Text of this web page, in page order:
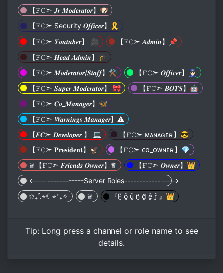
【𝙵𝙲➣ 𝑱𝒓 𝑴𝒐𝒅𝒆𝒓𝒂𝒕𝒐𝒓】🐶
【𝙵𝙲➣ Security 𝑶𝒇𝒇𝒊𝒄𝒆𝒓】🎗
【𝙵𝙲➣ 𝒀𝒐𝒖𝒕𝒖𝒃𝒆𝒓】 🎥
【𝙵𝙲➣ 𝑨𝒅𝒎𝒊𝒏】📌
【𝙵𝙲➣ 𝑯𝒆𝒂𝒅 𝑨𝒅𝒎𝒊𝒏】🎓
【𝙵𝙲➣ 𝑴𝒐𝒅𝒆𝒓𝒂𝒕𝒐𝒓/𝑺𝒕𝒂𝒇𝒇】⚒
【𝙵𝙲➣ 𝑶𝒇𝒇𝒊𝒄𝒆𝒓】👮🏻
【𝙵𝙲➣ 𝑺𝒖𝒑𝒆𝒓 𝑴𝒐𝒅𝒆𝒓𝒂𝒕𝒐𝒓】 🎀
【𝙵𝙲➣ 𝑩𝑶𝑻𝑺】🤖
【𝙵𝙲➣ 𝑪𝒐_𝑴𝒂𝒏𝒂𝒈𝒆𝒓】🦋
【𝙵𝙲➣ 𝑾𝒂𝒓𝒏𝒊𝒏𝒈𝒔 𝑴𝒂𝒏𝒂𝒈𝒆𝒓】⚠️
【𝑭𝑪➣ 𝑫𝒆𝒗𝒆𝒍𝒐𝒑𝒆𝒓 】 💻
【𝙵𝙲➣ ᴍᴀɴᴀɢᴇʀ】😎
【𝙵𝙲➣ 𝐏𝐫𝐞𝐬𝐢𝐝𝐞𝐧𝐭】🦅
【𝙵𝙲➣ ᴄᴏ_ᴏᴡɴᴇʀ】💎
♛【𝙵𝙲➣ 𝑭𝒓𝒊𝒆𝒏𝒅𝒔 𝑶𝒘𝒏𝒆𝒓】♛
【𝙵𝙲➣ 𝑶𝒘𝒏𝒆𝒓】👑
<---------------Server Roles--------------->
✩₊˚.⋆☾⋆⁺₊✧
♛ 『F̮̑ ȏ̮ ȗ̮ n̮̑ d̮̑ ȇ̮ ȓ̮ 』👑
Tip: Long pressa channel or role name to see
details.